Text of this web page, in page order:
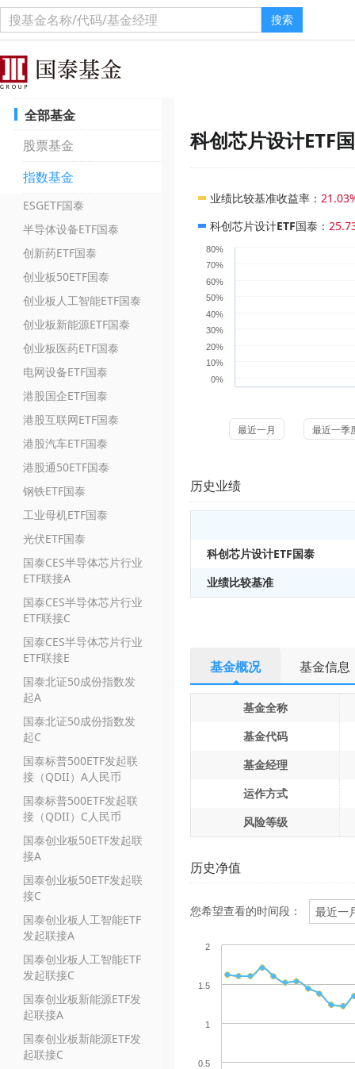
搜索
全部基金
股票基金
指数基金
ESGETF国泰
半导体设备ETF国泰
创新药ETF国泰
创业板50ETF国泰
创业板人工智能ETF国泰
创业板新能源ETF国泰
创业板医药ETF国泰
电网设备ETF国泰
港股国企ETF国泰
港股互联网ETF国泰
港股汽车ETF国泰
港股通50ETF国泰
钢铁ETF国泰
工业母机ETF国泰
光伏ETF国泰
国泰CES半导体芯片行业
ETF联接A
国泰CES半导体芯片行业
ETF联接C
国泰CES半导体芯片行业
ETF联接E
国泰北证50成份指数发
起A
国泰北证50成份指数发
起C
国泰标普500ETF发起联
接（QDII）A人民币
国泰标普500ETF发起联
接（QDII）C人民币
国泰创业板50ETF发起联
接A
国泰创业板50ETF发起联
接C
国泰创业板人工智能ETF
发起联接A
国泰创业板人工智能ETF
发起联接C
国泰创业板新能源ETF发
起联接A
国泰创业板新能源ETF发
起联接C
科创芯片设计ETF
业绩比较基准收益率 ：
科创芯片设计ETF国泰 ：
0%
10%
20%
30%
40%
50%
60%
70%
80%
最近一月 最近一季
历史业绩
科创芯片设计ETF国泰
业绩比较基准
基金概况 基金信息
基金全称
基金代码
基金经理
运作方式
风险等级
历史净值
您希望查看的时间段：
0.5
1
1.5
2